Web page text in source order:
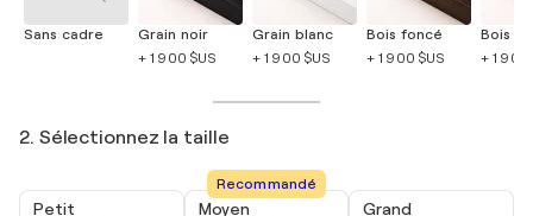
Sans cadre
Grain noir
+ 1 900 $US
Grain blanc
+ 1 900 $US
Bois foncé
+ 1 900 $US
Bois
+ 1 900
2. Sélectionnez la taille
Petit
Recommandé
Moyen
Grand